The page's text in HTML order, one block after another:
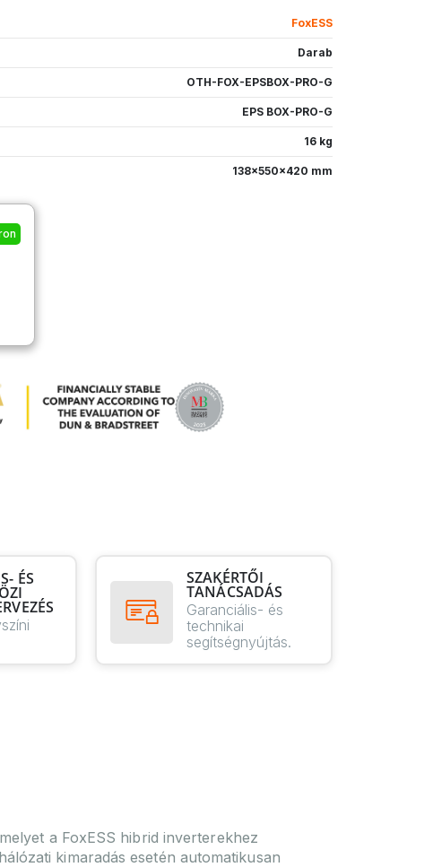
FoxESS
Darab
OTH-FOX-EPSBOX-PRO-G
EPS BOX-PRO-G
16 kg
138x550x420 mm
ÉS SZAKÉRTŐI
TANÁCSADÁS
Garanciális- és
technikai
segítségnyújtás.
a FoxESS hibrid inverterekhez
kimaradás esetén automatikusan